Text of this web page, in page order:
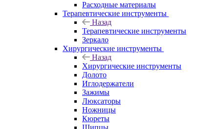
Расходные материалы
Терапевтические инструменты
Назад
Терапевтические инструменты
Зеркало
Хирургические инструменты
Назад
Хирургические инструменты
Долото
Иглодержатели
Зажимы
Люксаторы
Ножницы
Кюреты
Шипцы